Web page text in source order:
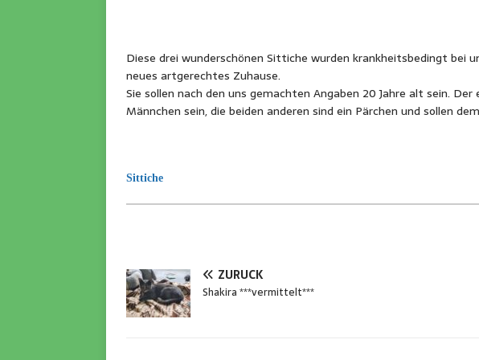
Diese drei wunderschönen Sittiche wurden krankheitsbedingt bei
neues artgerechtes Zuhause.
Sie sollen nach den uns gemachten Angaben 20 Jahre alt sein.
Männchen sein, die beiden anderen sind ein Pärchen und sollen
Sittiche
ZURÜCK
Shakira ***vermittelt***